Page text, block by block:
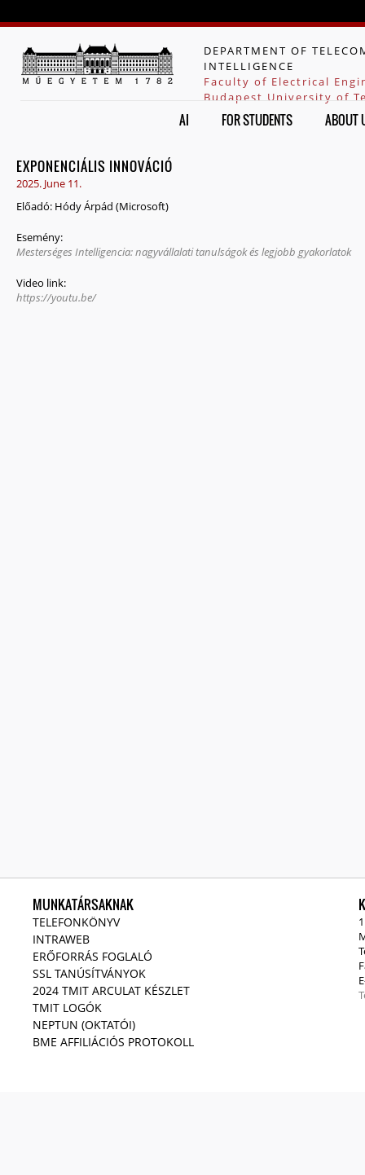
DEPARTMENT OF
INTELLIGENCE
Faculty of Electrical
Budapest University of
AI FOR STUDENTS ABOUT
EXPONENCIÁLIS INNOVÁCIÓ
2025. June 11.
Előadó: Hódy Árpád (Microsoft)
Esemény:
Mesterséges Intelligencia: nagyvállalati tanulságok és legjobb gyakorlatok
Video link:
https://youtu.be/
MUNKATÁRSAKNAK
TELEFONKÖNYV
INTRAWEB
ERŐFORRÁS FOGLALÓ
SSL TANÚSÍTVÁNYOK
2024 TMIT ARCULAT KÉSZLET
TMIT LOGÓK
NEPTUN (OKTATÓI)
BME AFFILIÁCIÓS PROTOKOLL